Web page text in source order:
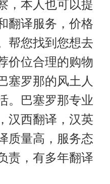
，本人也可以提
翻译服务，价格
帮您找到您想去
价位合理的购物
塞罗那的风土人
。巴塞罗那专业
汉西翻译，汉英
质量高，服务态
责，有多年翻译